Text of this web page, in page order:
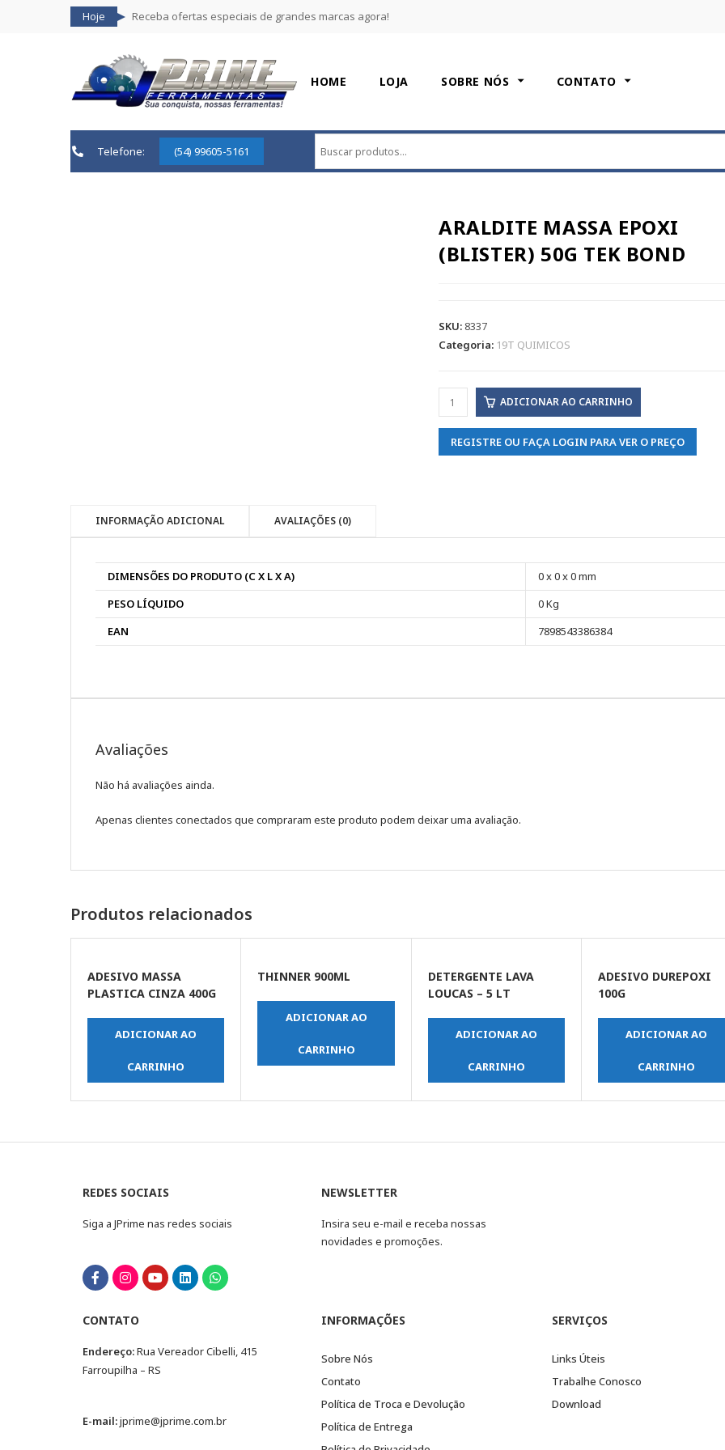
Hoje Receba ofertas especiais de grandes marcas agora!
HOME LOJA SOBRE NÓS CONTATO
Telefone: (54) 99605-5161
ARALDITE MASSA EPOXI
(BLISTER) 50G TEK BOND
SKU: 8337
Categoria: 19T QUIMICOS
ADICIONAR AO CARRINHO
REGISTRE OU FAÇA LOGIN PARA VER O PREÇO
INFORMAÇÃO ADICIONAL AVALIAÇÕES (0)
DIMENSÕES DO PRODUTO (C X L X A)
0 x 0 x 0 mm
PESO LÍQUIDO
0 Kg
EAN
7898543386384
Avaliações
Não há avaliações ainda.
Apenas clientes conectados que compraram este produto podem deixar uma avaliação.
Produtos relacionados
ADESIVO MASSA
PLASTICA CINZA 400G
ADICIONAR AO
CARRINHO
THINNER 900ML
ADICIONAR AO
CARRINHO
DETERGENTE LAVA
LOUCAS – 5 LT
ADICIONAR AO
CARRINHO
ADESIVO DUREPOXI
100G
ADICIONAR AO
CARRINHO
REDES SOCIAIS
Siga a JPrime nas redes sociais
NEWSLETTER
Insira seu e-mail e receba nossas
novidades e promoções.
CONTATO
Endereço:Rua Vereador Cibelli, 415
Farroupilha – RS
E-mail:jprime@jprime.com.br
INFORMAÇÕES
Sobre Nós
Contato
Política de Troca e Devolução
Política de Entrega
SERVIÇOS
Links Úteis
Trabalhe Conosco
Download